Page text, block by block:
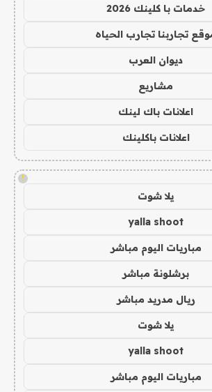
خدمات با كلينك 2026
تجاربنا تجارب الحياه
ديوان العرب
مشاريع
اعلانات باك لينك
اعلانات باكلينك
!
يلا شوت
yalla shoot
مباريات اليوم مباشر
برشلونة مباشر
ريال مدريد مباشر
يلا شوت
yalla shoot
مباريات اليوم مباشر